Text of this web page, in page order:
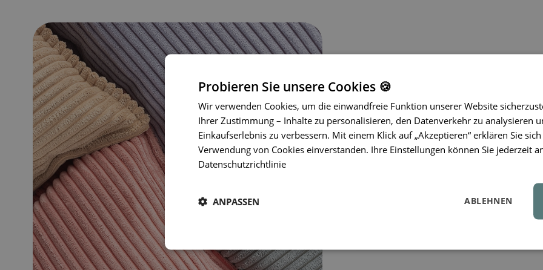
Die Kissen von Wigiwama®
Hergestellt aus hochwertigen,
Kissen weich, bequem und sicher für
bringen sie eine fröhliche und
ideal zum Entspannen, Lesen oder
sind maschinenwaschbar, was die
Probieren Sie unsere Cookies 🍪
Wir verwenden Cookies, um die einwandfreie Funktion unserer Website
Ihrer Zustimmung – Inhalte zu personalisieren, den Datenverkehr zu analysieren
Einkaufserlebnis zu verbessern. Mit einem Klick auf „Akzeptieren“ erklären Sie
Verwendung von Cookies einverstanden. Ihre Einstellungen können Sie jederzeit
Datenschutzrichtlinie
ABLEHNEN
ANPASSEN